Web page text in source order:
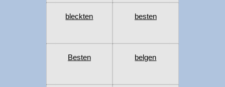
bleckten besten
Besten belgen